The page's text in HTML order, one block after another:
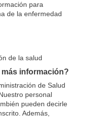
para
de la enfermedad
de la salud
información?
de Salud
personal
pueden decirle
Además,